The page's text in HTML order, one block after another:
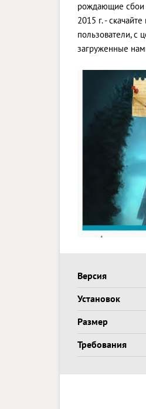
рождающие сбои
2015 г. -
пользователи, с
загруженные
Версия
Установок
Размер
Требования